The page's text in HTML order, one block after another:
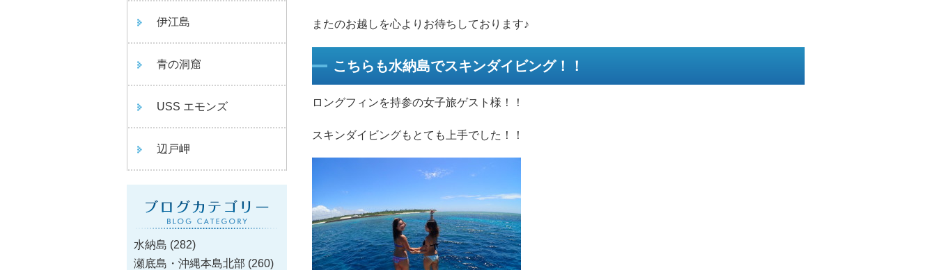
伊江島
青の洞窟
USS エモンズ
辺戸岬
水納島 (282)
瀬底島・沖縄本島北部 (260)
またのお越しを心よりお待ちしております♪
こちらも水納島でスキンダイビング！！
ロングフィンを持参の女子旅ゲスト様！！
スキンダイビングもとても上手でした！！